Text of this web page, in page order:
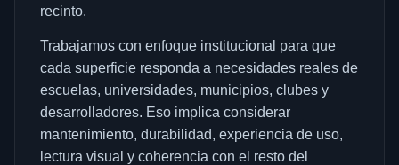
recinto.
Trabajamos con enfoque institucional para que
cada superficie responda a necesidades reales de
escuelas, universidades, municipios, clubes y
desarrolladores. Eso implica considerar
mantenimiento, durabilidad, experiencia de uso,
lectura visual y coherencia con el resto del